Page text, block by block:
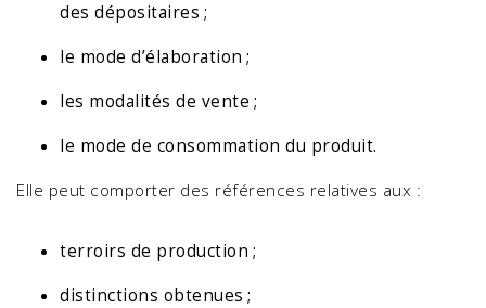
des dépositaires ;
le mode d’élaboration ;
les modalités de vente ;
le mode de consommation du produit.
Elle peut comporter des références relatives aux :
terroirs de production ;
distinctions obtenues ;